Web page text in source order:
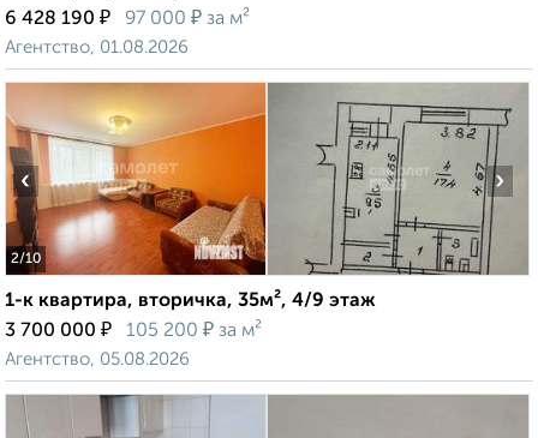
6 428 190 ₽ 97 000 ₽ за м²
Агентство, 01.08.2026
2/10
‹ ›
1-к квартира, вторичка, 35м², 4/9 этаж
3 700 000 ₽ 105 200 ₽ за м²
Агентство, 05.08.2026